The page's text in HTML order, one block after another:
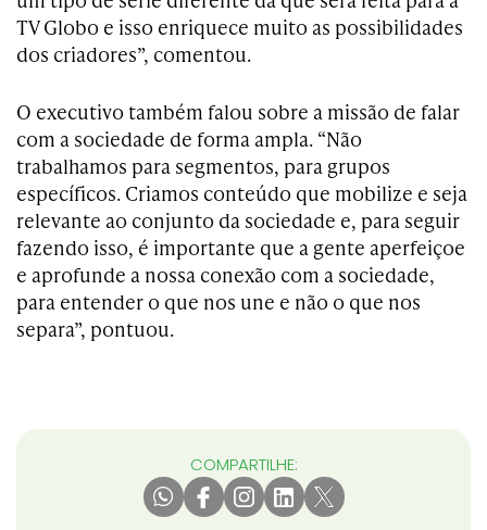
TV Globo e isso enriquece muito as possibilidades
dos criadores”, comentou.
O executivo também falou sobre a missão de falar
com a sociedade de forma ampla. “Não
trabalhamos para segmentos, para grupos
específicos. Criamos conteúdo que mobilize e seja
relevante ao conjunto da sociedade e, para seguir
fazendo isso, é importante que a gente aperfeiçoe
e aprofunde a nossa conexão com a sociedade,
para entender o que nos une e não o que nos
separa”, pontuou.
COMPARTILHE: